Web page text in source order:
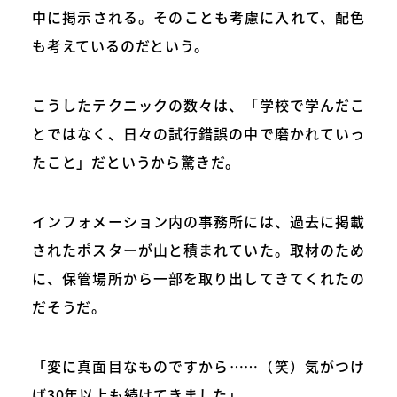
中に掲示される。そのことも考慮に入れて、配色
も考えているのだという。
こうしたテクニックの数々は、「学校で学んだこ
とではなく、日々の試行錯誤の中で磨かれていっ
たこと」だというから驚きだ。
インフォメーション内の事務所には、過去に掲載
されたポスターが山と積まれていた。取材のため
に、保管場所から一部を取り出してきてくれたの
だそうだ。
「変に真面目なものですから……（笑）気がつけ